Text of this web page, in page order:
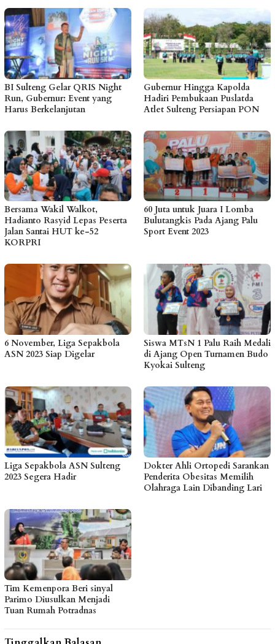
BI Sulteng Gelar QRIS Night
Run, Gubernur: Event yang
Harus Berkelanjutan
Gubernur Hingga Kapolda
Hadiri Pembukaan Puslatda
Atlet Sulteng Persiapan PON
Bersama Wakil Walkot,
Hadianto Rasyid Lepas Peserta
Jalan Santai HUT ke-52
KORPRI
60 Juta untuk Juara I Lomba
Bulutangkis Pada Ajang Palu
Sport Event 2023
6 November, Liga Sepakbola
ASN 2023 Siap Digelar
Siswa MTsN 1 Palu Raih Medali
di Ajang Open Turnamen Budo
Kyokai Sulteng
Liga Sepakbola ASN Sulteng
2023 Segera Hadir
Dokter Ahli Ortopedi Sarankan
Penderita Obesitas Memilih
Olahraga Lain Dibanding Lari
Tim Kemenpora Beri sinyal
Parimo Diusulkan Menjadi
Tuan Rumah Potradnas